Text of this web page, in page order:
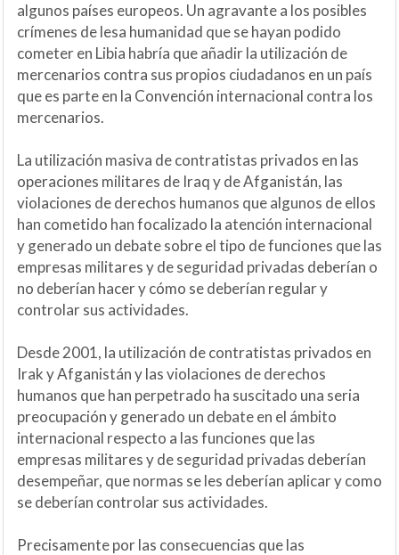
algunos países europeos. Un agravante a los posibles
crímenes de lesa humanidad que se hayan podido
cometer en Libia habría que añadir la utilización de
mercenarios contra sus propios ciudadanos en un país
que es parte en la Convención internacional contra los
mercenarios.
La utilización masiva de contratistas privados en las
operaciones militares de Iraq y de Afganistán, las
violaciones de derechos humanos que algunos de ellos
han cometido han focalizado la atención internacional
y generado un debate sobre el tipo de funciones que las
empresas militares y de seguridad privadas deberían o
no deberían hacer y cómo se deberían regular y
controlar sus actividades.
Desde 2001, la utilización de contratistas privados en
Irak y Afganistán y las violaciones de derechos
humanos que han perpetrado ha suscitado una seria
preocupación y generado un debate en el ámbito
internacional respecto a las funciones que las
empresas militares y de seguridad privadas deberían
desempeñar, que normas se les deberían aplicar y como
se deberían controlar sus actividades.
Precisamente por las consecuencias que las